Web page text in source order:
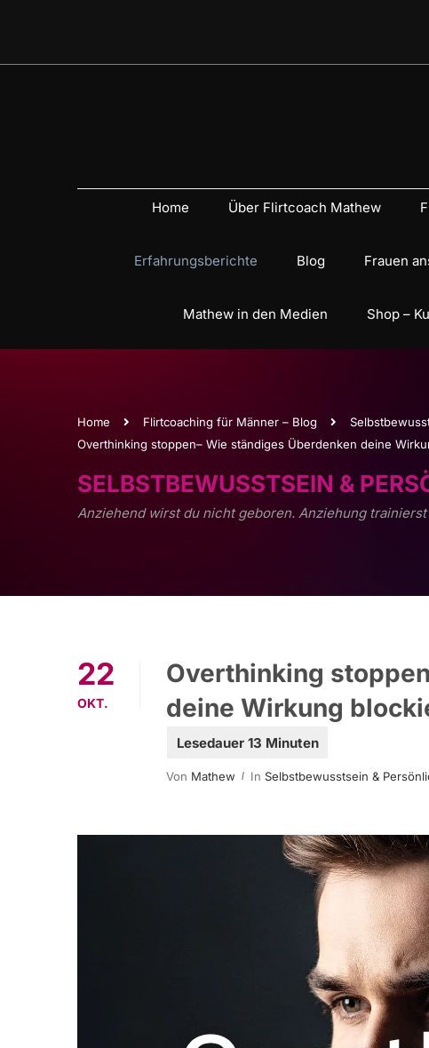
Home Über Flirtcoach Mathew
Erfahrungsberichte Blog Frauen
Mathew in den Medien Shop –
Home Flirtcoaching für Männer – Blog
Overthinking stoppen– Wie ständiges Überdenken deine
SELBSTBEWUSSTSEIN &
Anziehend wirst du nicht geboren. Anziehung trainierst
22
OKT.
Overthinking
deine Wirkung
Von Mathew In Selbstbewusstsein &